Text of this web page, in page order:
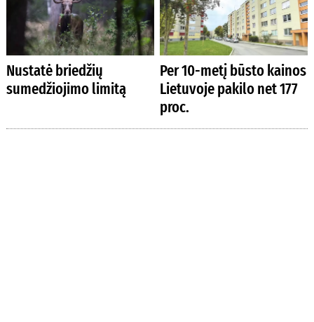
Nustatė briedžių
sumedžiojimo limitą
Per 10-metį būsto kainos
Lietuvoje pakilo net 177
proc.